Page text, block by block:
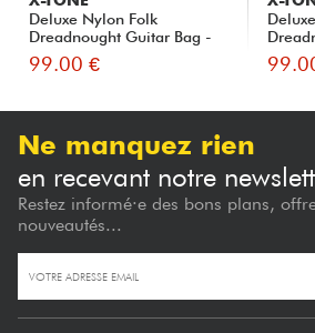
Deluxe Nylon Folk
Dreadnought Guitar Bag -
Black
99.00 €
Nylon
Ne manquez rien
en recevant notre
Restez informé·e des bons plans,
nouveautés...